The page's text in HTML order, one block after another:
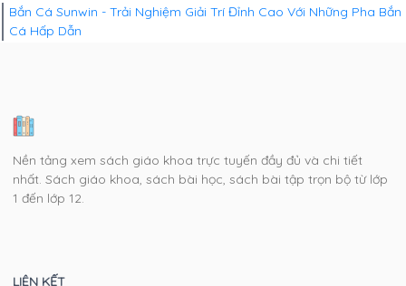
Bắn Cá Sunwin - Trải Nghiệm Giải Trí Đỉnh Cao Với Những Pha Bắn
Cá Hấp Dẫn
Nền tảng xem sách giáo khoa trực tuyến đầy đủ và chi tiết
nhất. Sách giáo khoa, sách bài học, sách bài tập trọn bộ từ lớp
1 đến lớp 12.
LIÊN KẾT